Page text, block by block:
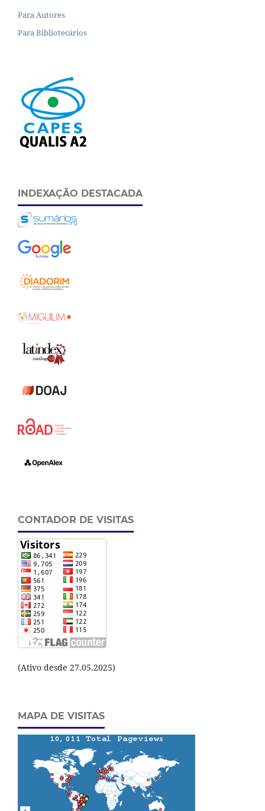
Para Autores
Para Bibliotecários
INDEXAÇÃO DESTACADA
CONTADOR DE VISITAS
(Ativo desde 27.05.2025)
MAPA DE VISITAS